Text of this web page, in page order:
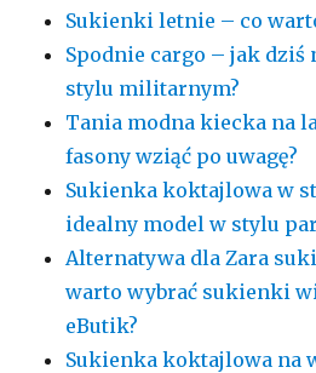
Sukienki letnie – co
Spodnie cargo – jak dziś
stylu militarnym?
Tania modna kiecka na
fasony wziąć po uwagę?
Sukienka koktajlowa w
idealny model w stylu
Alternatywa dla Zara
warto wybrać sukienki
eButik?
Sukienka koktajlowa na